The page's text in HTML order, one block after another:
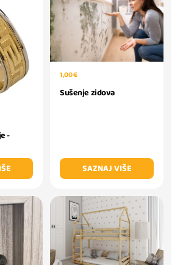
-
1,00 €
Sušenje zidova
SAZNAJ VIŠE